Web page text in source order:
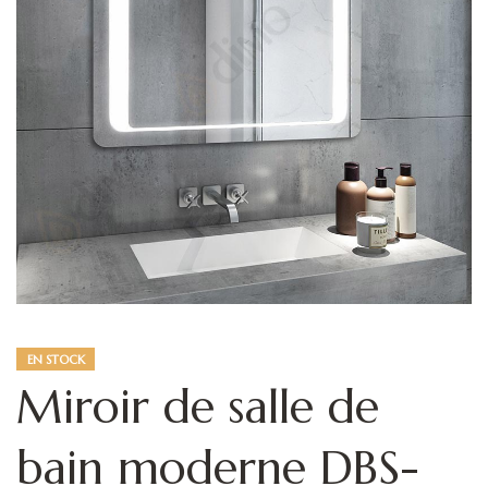
EN STOCK
Miroir de salle de
bain moderne DBS-